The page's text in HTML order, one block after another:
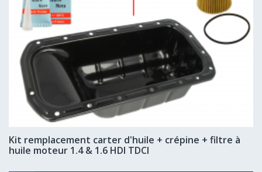
Kit remplacement carter d'huile + crépine + filtre à
huile moteur 1.4 & 1.6 HDI TDCI